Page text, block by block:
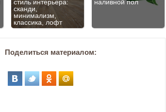
стиль интерьера:
сканди,
минимализм,
классика, лофт
наливной пол
Поделиться материалом: